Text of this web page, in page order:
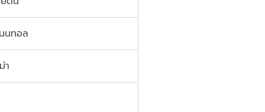
นทอล
า